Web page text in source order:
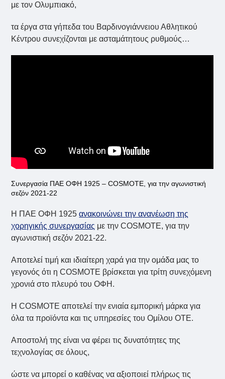
με τον Ολυμπιακό,
τα έργα στα γήπεδα του Βαρδινογιάννειου Αθλητικού
Κέντρου συνεχίζονται με ασταμάτητους ρυθμούς…
Συνεργασία ΠΑΕ ΟΦΗ 1925 – COSMOTE, για την αγωνιστική
σεζόν 2021-22
Η ΠΑΕ ΟΦΗ 1925ανακοινώνει την ανανέωση της
χορηγικής συνεργασίας με την COSMOTE, για την
αγωνιστική σεζόν 2021-22.
Αποτελεί τιμή και ιδιαίτερη χαρά για την ομάδα μας το
γεγονός ότι η COSMOTE βρίσκεται για τρίτη συνεχόμενη
χρονιά στο πλευρό του ΟΦΗ.
Η COSMOTE αποτελεί την ενιαία εμπορική μάρκα για
όλα τα προϊόντα και τις υπηρεσίες του Ομίλου ΟΤΕ.
Αποστολή της είναι να φέρει τις δυνατότητες της
τεχνολογίας σε όλους,
ώστε να μπορεί ο καθένας να αξιοποιεί πλήρως τις